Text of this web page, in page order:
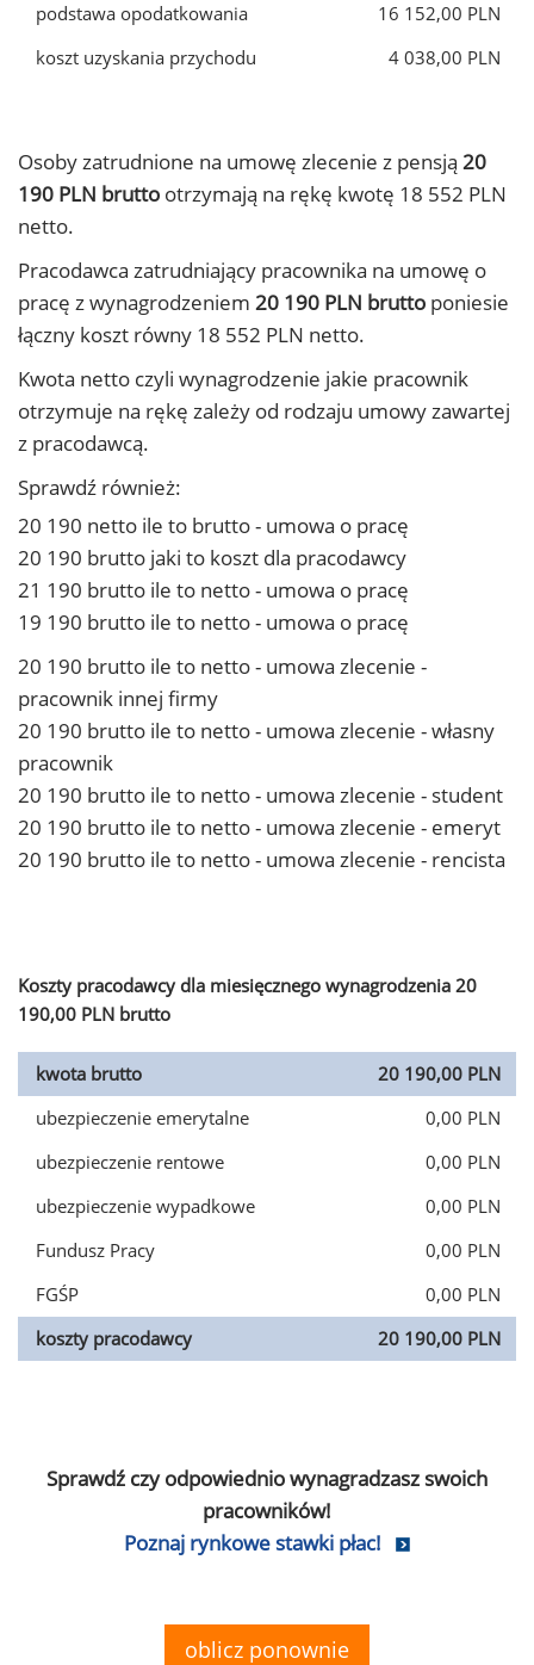
podstawa opodatkowania
16 152,00 PLN
koszt uzyskania przychodu
4 038,00 PLN
Osoby zatrudnione na umowę zlecenie z pensją 20
190 PLN brutto otrzymają na rękę kwotę 18 552 PLN
netto.
Pracodawca zatrudniający pracownika na umowę o
pracę z wynagrodzeniem 20 190 PLN brutto poniesie
łączny koszt równy 18 552 PLN netto.
Kwota netto czyli wynagrodzenie jakie pracownik
otrzymuje na rękę zależy od rodzaju umowy zawartej
z pracodawcą.
Sprawdź również:
20 190 netto ile to brutto - umowa o pracę
20 190 brutto jaki to koszt dla pracodawcy
21 190 brutto ile to netto - umowa o pracę
19 190 brutto ile to netto - umowa o pracę
20 190 brutto ile to netto - umowa zlecenie -
pracownik innej firmy
20 190 brutto ile to netto - umowa zlecenie - własny
pracownik
20 190 brutto ile to netto - umowa zlecenie - student
20 190 brutto ile to netto - umowa zlecenie - emeryt
20 190 brutto ile to netto - umowa zlecenie - rencista
Koszty pracodawcy dla miesięcznego wynagrodzenia 20
190,00 PLN brutto
kwota brutto
20 190,00 PLN
ubezpieczenie emerytalne
0,00 PLN
ubezpieczenie rentowe
0,00 PLN
ubezpieczenie wypadkowe
0,00 PLN
Fundusz Pracy
0,00 PLN
FGŚP
0,00 PLN
koszty pracodawcy
20 190,00 PLN
Sprawdź czy odpowiednio wynagradzasz swoich
pracowników!
Poznaj rynkowe stawki płac!
oblicz ponownie